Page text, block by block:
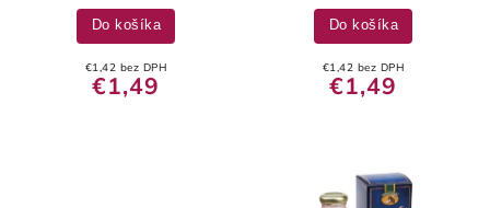
€1,42 bez DPH
€1,49
Do košíka
€1,42 bez DPH
€1,49
Do košíka